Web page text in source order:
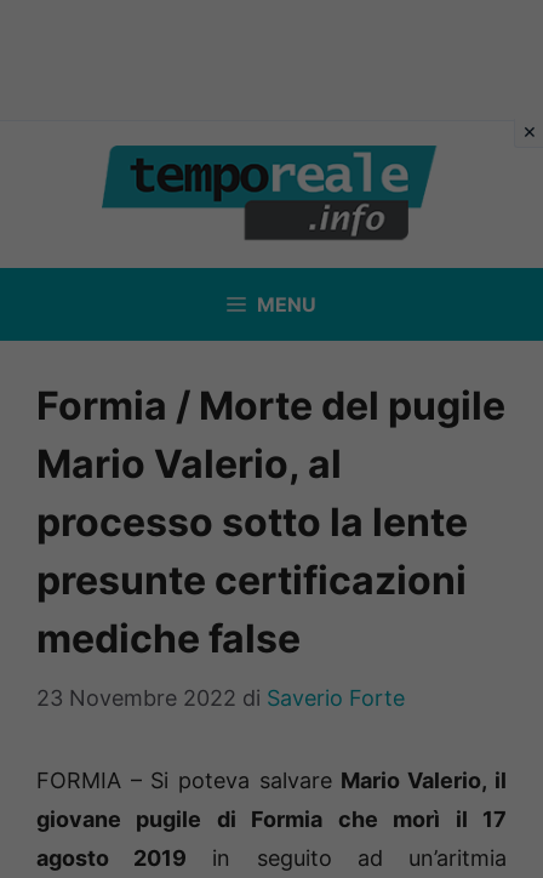
contenuto
MENU
Formia / Morte del pugile
Mario Valerio, al
processo sotto la lente
presunte certificazioni
mediche false
23 Novembre 2022 di Saverio Forte
FORMIA – Si poteva salvareMario Valerio, il
giovane pugile di Formia che morì il 17
agosto 2019 in seguito ad un’aritmia